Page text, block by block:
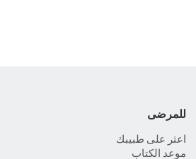
للمرضى
اعثر على طبيبك
موعد الكتاب